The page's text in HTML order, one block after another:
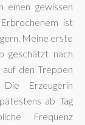
einen gewissen
ist
Meine erste
geschätzt nach
den Treppen
Erzeugerin
ab Tag
Frequenz